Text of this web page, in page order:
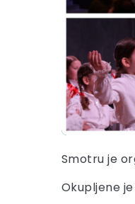
Smotru je
Okupljene